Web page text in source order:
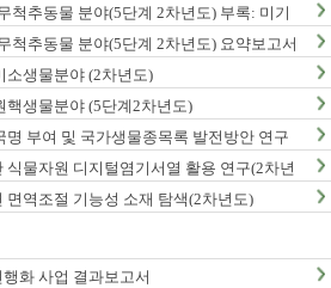
척추동물 분야(5단계 2차년도) 부록: 미기
척추동물 분야(5단계 2차년도) 요약보고서
소생물분야 (2차년도)
핵생물분야 (5단계2차년도)
명 부여 및 국가생물종목록 발전방안 연구
식물자원 디지털염기서열 활용 연구(2차년
면역조절 기능성 소재 탐색(2차년도)
화 사업 결과보고서